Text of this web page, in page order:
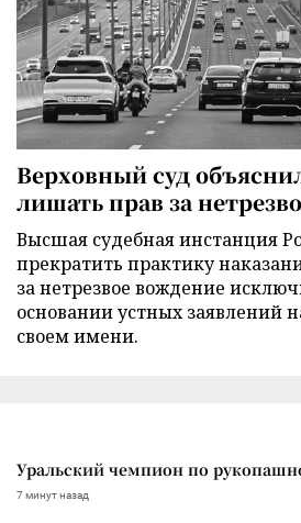
Верховный суд
лишать прав за
Высшая судебная инстанция
прекратить практику
за нетрезвое вождение
основании устных заявлений
своем имени.
Уральский чемпион по
7 минут назад